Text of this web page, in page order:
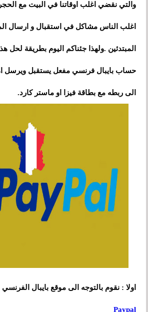
والتي نقضي اغلب اوقاتنا في البيت مع
اغلب الناس مشاكل في استقبال و ارسال
المبتدئين .ولهذا جئناكم اليوم بطريقة لحل
حساب بايبال فرنسي مفعل يستقبل ويرسل
الى ربطه مع بطاقة فيزا او ماستر كارد.
اولا : نقوم بالتوجه الى موقع بايبال الفرنسي
Paypal